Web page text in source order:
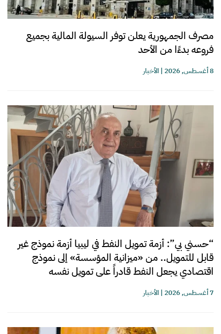
مصرف الجمهورية يعلن توفر السيولة المالية بجميع
فروعه بدءًا من الأحد
8 أغسطس, 2026 |الأخبار
“حسني بي”: أزمة تمويل النفط في ليبيا أزمة نموذج غير
قابل للتمويل.. من «ميزانية المؤسسة» إلى نموذج
اقتصادي يجعل النفط قادراً على تمويل نفسه
7 أغسطس, 2026 |الأخبار